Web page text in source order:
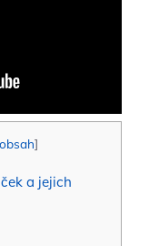
]
a jejich